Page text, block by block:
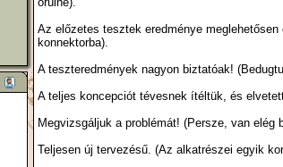
Az előzetes tesztek eredménye
konnektorba).
A teszteredmények nagyon biztatóak!
A teljes koncepciót tévesnek ítéltük, és
Megvizsgáljuk a problémát! (Persze, van elég
Teljesen új tervezésű. (Az alkatrészei egyik